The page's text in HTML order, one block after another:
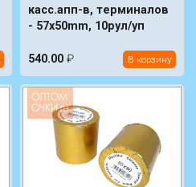
касс.апп-в, терминалов
- 57x50mm, 10рул/уп
540.00 ₽ В корзину